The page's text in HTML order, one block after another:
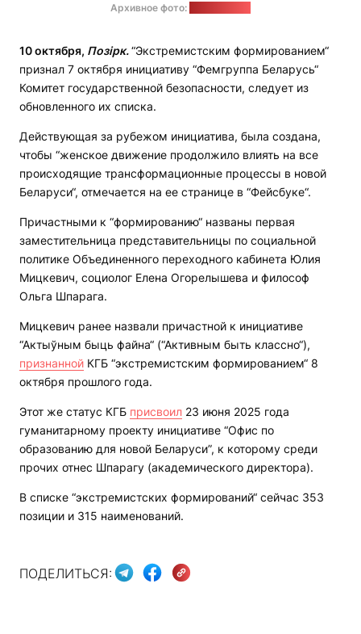
Архивное фото:
10 октября, Позірк.“Экстремистским формированием“
признал 7 октября инициативу “Фемгруппа Беларусь“
Комитет государственной безопасности, следует из
обновленного их списка.
Действующая за рубежом инициатива, была создана,
чтобы “женское движение продолжило влиять на все
происходящие трансформационные процессы в новой
Беларуси“, отмечается на ее странице в “Фейсбуке“.
Причастными к “формированию“ названы первая
заместительница представительницы по социальной
политике Объединенного переходного кабинета Юлия
Мицкевич, социолог Елена Огорелышева и философ
Ольга Шпарага.
Мицкевич ранее назвали причастной к инициативе
“Актыўным быць файна“ (“Активным быть классно“),
признанной КГБ “экстремистским формированием“ 8
октября прошлого года.
Этот же статус КГБ присвоил 23 июня 2025 года
гуманитарному проекту инициативе “Офис по
образованию для новой Беларуси”, к которому среди
прочих отнес Шпарагу (академического директора).
В списке “экстремистских формирований“ сейчас 353
позиции и 315 наименований.
ПОДЕЛИТЬСЯ: